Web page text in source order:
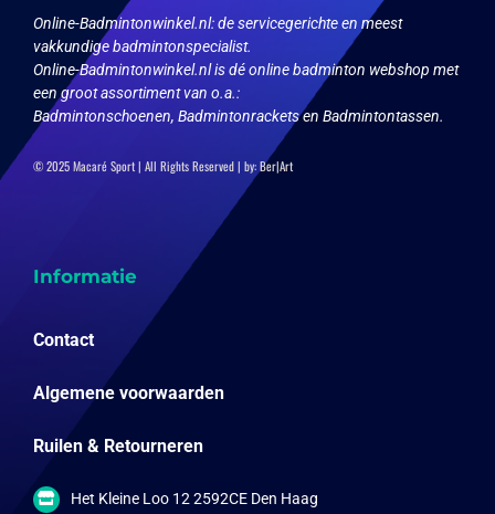
Online-Badmintonwinkel.nl:de servicegerichte en meest
vakkundige badmintonspecialist.
Online-Badmintonwinkel.nl is dé online badminton webshop met
een groot assortiment van o.a.:
Badmintonschoenen, Badmintonrackets en Badmintontassen.
© 2025 Macaré Sport | All Rights Reserved | by:Ber|Art
Informatie
Contact
Algemene voorwaarden
Ruilen & Retourneren
Het Kleine Loo 12 2592CE Den Haag